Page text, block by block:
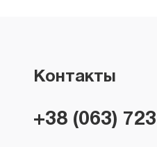
Контакты
+38 (063)